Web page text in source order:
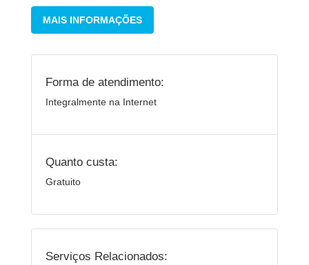
MAIS INFORMAÇÕES
Forma de atendimento:
Integralmente na Internet
Quanto custa:
Gratuito
Serviços Relacionados: